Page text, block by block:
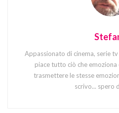
Appassionato di cinema, serie
piace tutto ciò che emoziona
trasmettere le stesse
scrivo... spero